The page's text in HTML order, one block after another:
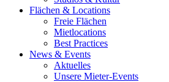
Flächen & Locations
Freie Flächen
Mietlocations
Best Practices
News & Events
Aktuelles
Unsere Mieter-Events